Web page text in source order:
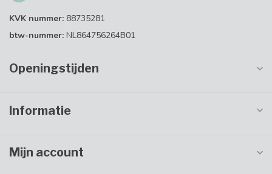
KVK nummer: 88735281
btw-nummer: NL864756264B01
Openingstijden
Informatie
Mijn account